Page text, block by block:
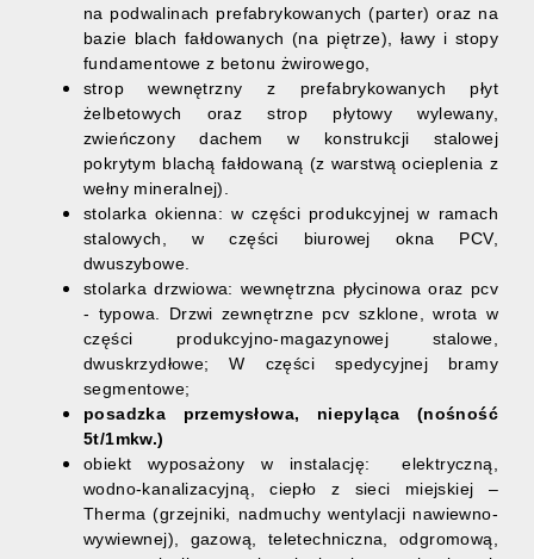
na podwalinach prefabrykowanych (parter) oraz na
bazie blach fałdowanych (na piętrze), ławy i stopy
fundamentowe z betonu żwirowego,
strop wewnętrzny z prefabrykowanych płyt
żelbetowych oraz strop płytowy wylewany,
zwieńczony dachem w konstrukcji stalowej
pokrytym blachą fałdowaną (z warstwą ocieplenia z
wełny mineralnej).
stolarka okienna: w części produkcyjnej w ramach
stalowych, w części biurowej okna PCV,
dwuszybowe.
stolarka drzwiowa: wewnętrzna płycinowa oraz pcv
- typowa. Drzwi zewnętrzne pcv szklone, wrota w
części produkcyjno-magazynowej stalowe,
dwuskrzydłowe; W części spedycyjnej bramy
segmentowe;
posadzka przemysłowa, niepyląca (nośność
5t/1mkw.)
obiekt wyposażony w instalację: elektryczną,
wodno-kanalizacyjną, ciepło z sieci miejskiej –
Therma (grzejniki, nadmuchy wentylacji nawiewno-
wywiewnej), gazową, teletechniczna, odgromową,